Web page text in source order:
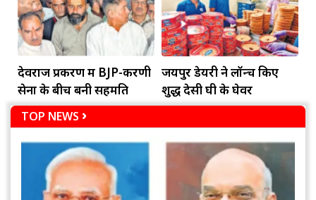
देवराज प्रकरण में BJP-करणी
सेना के बीच बनी सहमति
जयपुर डेयरी ने लॉन्च किए
शुद्ध देसी घी के घेवर
TOP NEWS